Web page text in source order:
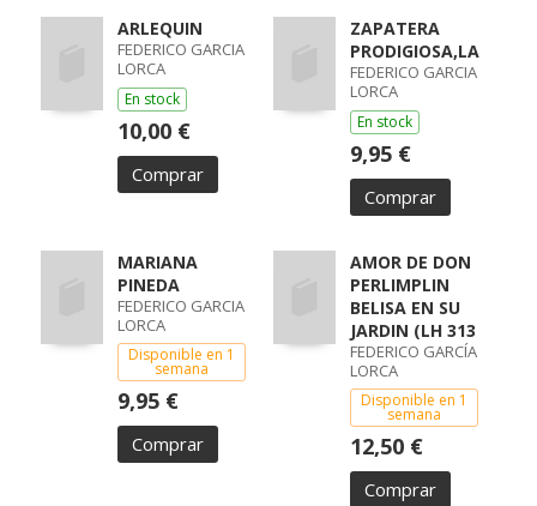
ARLEQUIN
FEDERICO GARCIA
LORCA
En stock
10,00 €
Comprar
ZAPATERA
PRODIGIOSA,LA
FEDERICO GARCIA
LORCA
En stock
9,95 €
Comprar
MARIANA
PINEDA
FEDERICO GARCIA
LORCA
Disponible en 1
semana
9,95 €
Comprar
AMOR DE DON
PERLIMPLIN
BELISA EN SU
JARDIN (LH 313
FEDERICO GARCÍA
LORCA
Disponible en 1
semana
12,50 €
Comprar